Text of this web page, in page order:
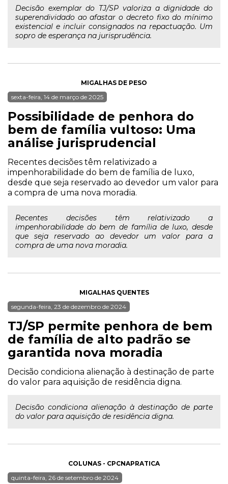
Decisão exemplar do TJ/SP valoriza a dignidade do
superendividado ao afastar o decreto fixo do mínimo
existencial e incluir consignados na repactuação. Um
sopro de esperança na jurisprudência.
MIGALHAS DE PESO
sexta-feira, 14 de março de 2025
Possibilidade de penhora do
bem de família vultoso: Uma
análise jurisprudencial
Recentes decisões têm relativizado a
impenhorabilidade do bem de família de luxo,
desde que seja reservado ao devedor um valor para
a compra de uma nova moradia.
Recentes decisões têm relativizado a
impenhorabilidade do bem de família de luxo, desde
que seja reservado ao devedor um valor para a
compra de uma nova moradia.
MIGALHAS QUENTES
segunda-feira, 23 de dezembro de 2024
TJ/SP permite penhora de bem
de família de alto padrão se
garantida nova moradia
Decisão condiciona alienação à destinação de parte
do valor para aquisição de residência digna.
Decisão condiciona alienação à destinação de parte
do valor para aquisição de residência digna.
COLUNAS - CPCNAPRATICA
quinta-feira, 26 de setembro de 2024